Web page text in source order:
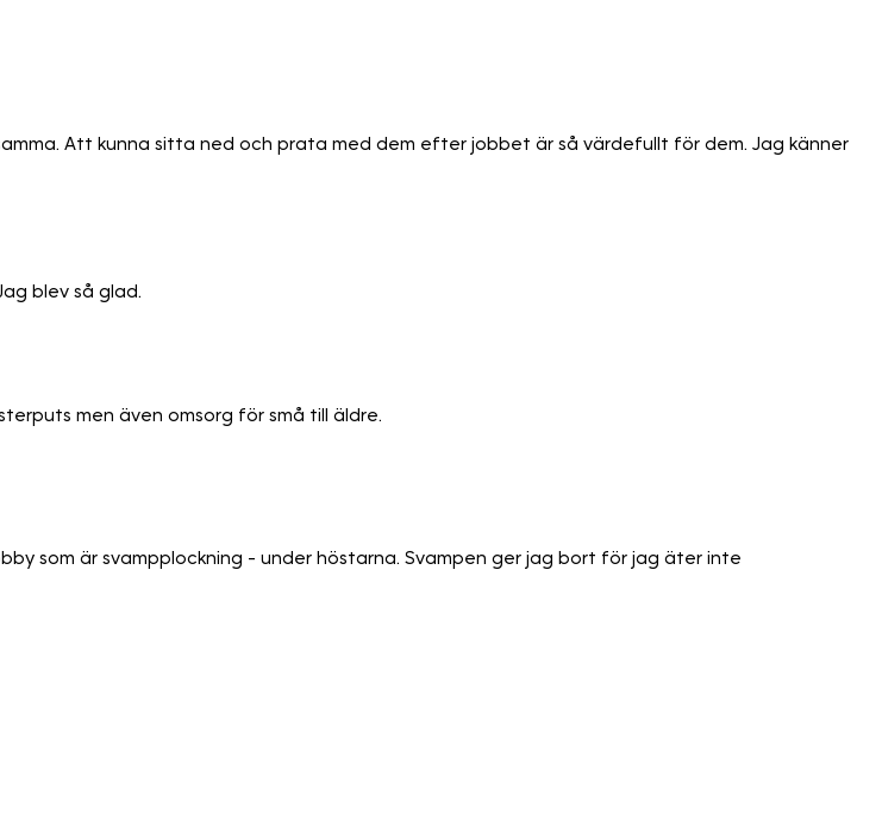
Att kunna sitta ned och prata med dem efter jobbet är så värdefullt för dem. Jag känner
blev så glad.
men även omsorg för små till äldre.
som är svampplockning - under höstarna. Svampen ger jag bort för jag äter inte